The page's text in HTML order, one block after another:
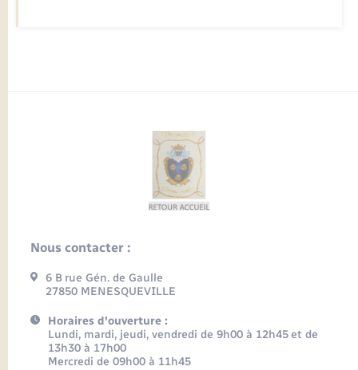
Nous contacter :
6 B rue Gén. de Gaulle
27850 MENESQUEVILLE
Horaires d'ouverture :
Lundi, mardi, jeudi, vendredi de 9h00 à 12h45 et de
13h30 à 17h00
Mercredi de 09h00 à 11h45